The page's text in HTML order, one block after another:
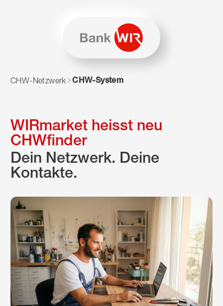
Zum Navigieren dieser Seite wird JavaScript benötigt.
CHW-Netzwerk CHW-System
WIRmarket heisst neu
CHWfinder
Dein Netzwerk. Deine
Kontakte.